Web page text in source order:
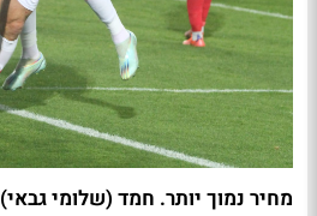
מחיר נמוך יותר. חמד (שלומי גבאי)